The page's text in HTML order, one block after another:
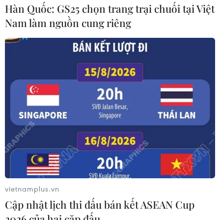
Vĩnh biệt nhạc sỹ Nguyễn Văn Tý - tác giả
của ‘Dáng đứng Bến Tre’
27/12/2019 01:17
Nhạc sỹ Nguyễn Văn Tý ra đi, để lại gia tài âm nhạc đồ
sộ với nhiều tác phẩm có sức sống vượt thời gian như
“Tấm áo chiến sỹ mẹ vá năm xưa,” “Một khúc tâm tình
của người Hà Tĩnh”…
Hàn Quốc: GS25 chọn trang trại chuối tại Việt
Nam làm nguồn cung riêng
vietnamplus.vn
Cập nhật lịch thi đấu bán kết ASEAN Cup